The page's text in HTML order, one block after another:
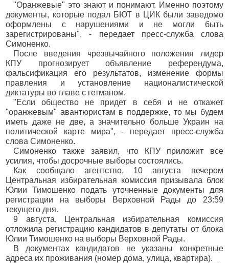
"Оранжевые" это знают и понимают. Именно поэтому
документы, которые подал БЮТ в ЦИК были заведомо
оформлены с нарушениями и не могли быть
зарегистрированы", - передает пресс-служба слова
Симоненко.
После введения чрезвычайного положения лидер
КПУ прогнозирует объявление референдума,
фальсификация его результатов, изменение формы
правления и установление националистической
диктатуры во главе с гетманом.
"Если общество не придет в себя и не откажет
"оранжевым" авантюристам в поддержке, то мы будем
иметь даже не две, а значительно больше Украин на
политической карте мира", - передает пресс-служба
слова Симоненко.
Симоненко также заявил, что КПУ приложит все
усилия, чтобы досрочные выборы состоялись.
Как сообщало агентство, 10 августа вечером
Центральная избирательная комиссия призывала блок
Юлии Тимошенко подать уточненные документы для
регистрации на выборы Верховной Рады до 23:59
текущего дня.
9 августа, Центральная избирательная комиссия
отложила регистрацию кандидатов в депутаты от блока
Юлии Тимошенко на выборы Верховной Рады.
В документах кандидатов не указаны конкретные
адреса их проживания (номер дома, улица, квартира).